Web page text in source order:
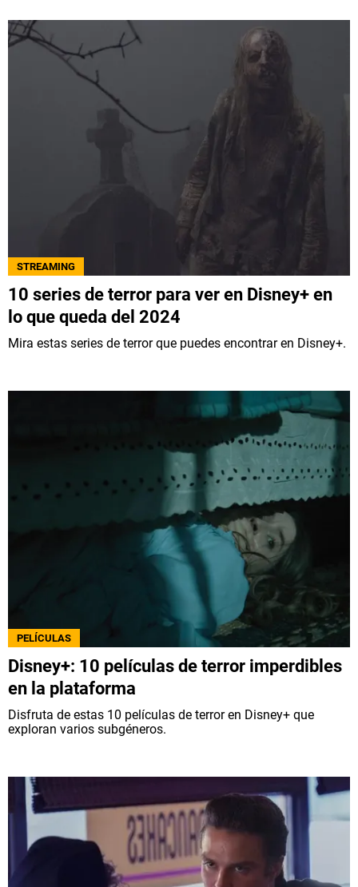
STREAMING
10 series de terror para ver en Disney+ en
lo que queda del 2024
Mira estas series de terror que puedes encontrar en Disney+.
PELÍCULAS
Disney+: 10 películas de terror imperdibles
en la plataforma
Disfruta de estas 10 películas de terror en Disney+ que
exploran varios subgéneros.